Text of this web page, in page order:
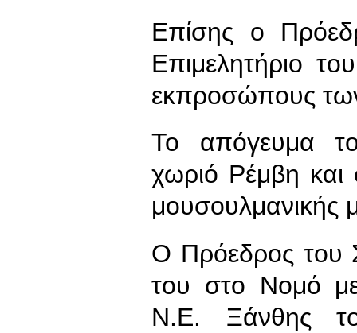
Επίσης ο
Επιμελητήριο
εκπροσώπους
Το απόγευμα
χωριό Ρέμβη
μουσουλμανικής
Ο Πρόεδρος του
του στο Νομό
Ν.Ε. Ξάνθης